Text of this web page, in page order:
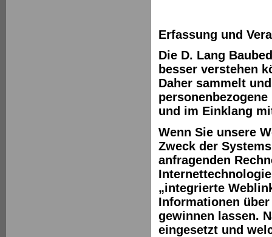
Erfassung und
Die D. Lang
besser verstehen
Daher sammelt
und im Einklang
Wenn Sie unsere
Zweck der
anfragenden
„integrierte
Informationen
gewinnen lassen.
eingesetzt und